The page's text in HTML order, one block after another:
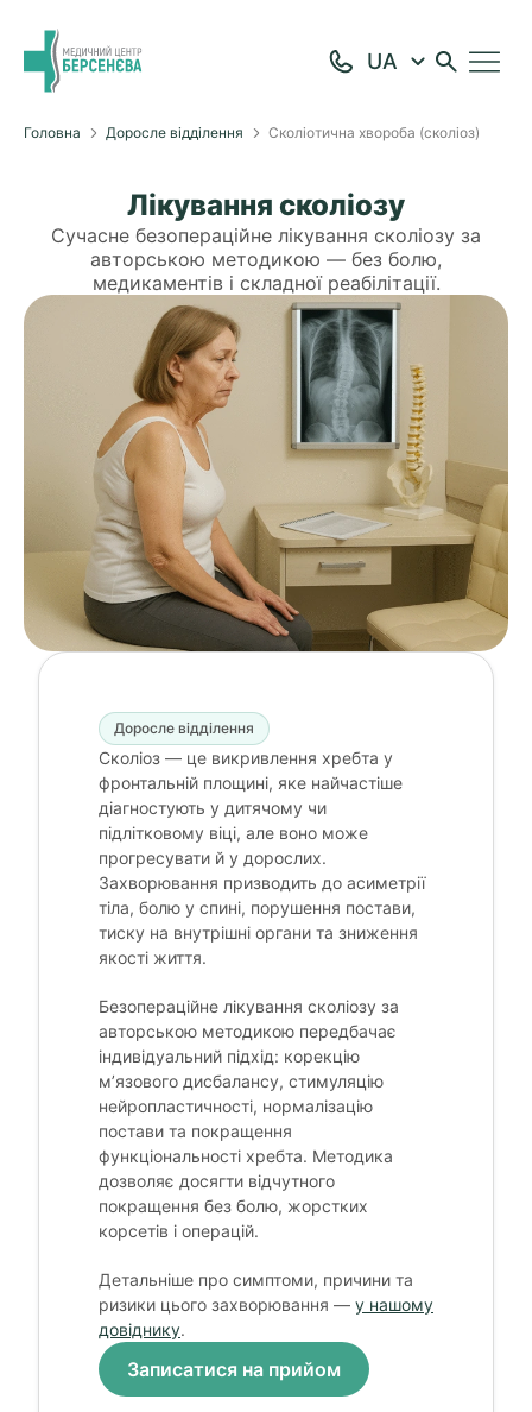
Головна Доросле відділення Сколіотична хвороба (сколіоз)
Лікування сколіозу
Сучасне безопераційне лікування сколіозу за
авторською методикою — без болю,
медикаментів і складної реабілітації.
Доросле відділення
Сколіоз — це викривлення хребта у
фронтальній площині, яке найчастіше
діагностують у дитячому чи
підлітковому віці, але воно може
прогресувати й у дорослих.
Захворювання призводить до асиметрії
тіла, болю у спині, порушення постави,
тиску на внутрішні органи та зниження
якості життя.
Безопераційне лікування сколіозу за
авторською методикою передбачає
індивідуальний підхід: корекцію
м’язового дисбалансу, стимуляцію
нейропластичності, нормалізацію
постави та покращення
функціональності хребта. Методика
дозволяє досягти відчутного
покращення без болю, жорстких
корсетів і операцій.
Детальніше про симптоми, причини та
ризики цього захворювання — у нашому
довіднику.
Записатися на прийом